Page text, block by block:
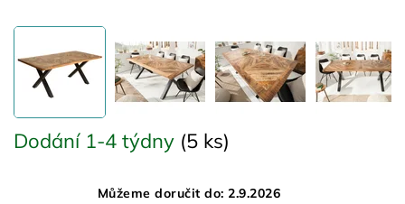
Dodání 1-4 týdny (5 ks)
Můžeme doručit do: 2.9.2026